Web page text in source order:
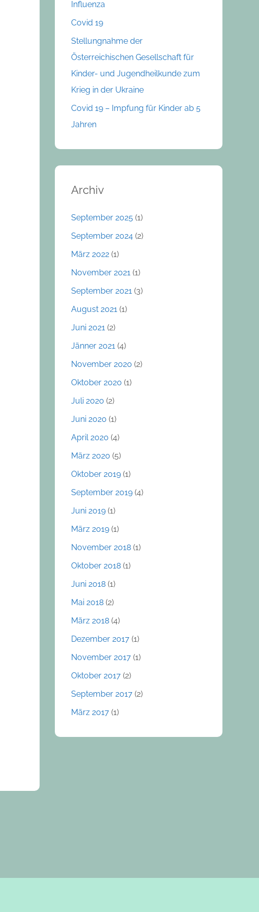
o
r
:
Influenza
Covid 19
Stellungnahme der
Österreichischen Gesellschaft für
Kinder- und Jugendheilkunde zum
Krieg in der Ukraine
Covid 19 – Impfung für Kinder ab 5
Jahren
Archiv
September 2025 (1)
September 2024 (2)
März 2022 (1)
November 2021 (1)
September 2021 (3)
August 2021 (1)
Juni 2021 (2)
Jänner 2021 (4)
November 2020 (2)
Oktober 2020 (1)
Juli 2020 (2)
Juni 2020 (1)
April 2020 (4)
März 2020 (5)
Oktober 2019 (1)
September 2019 (4)
Juni 2019 (1)
März 2019 (1)
November 2018 (1)
Oktober 2018 (1)
Juni 2018 (1)
Mai 2018 (2)
März 2018 (4)
Dezember 2017 (1)
November 2017 (1)
Oktober 2017 (2)
September 2017 (2)
März 2017 (1)